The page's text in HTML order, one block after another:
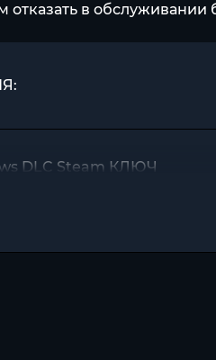
в обслуживании
DLC Steam КЛЮЧ